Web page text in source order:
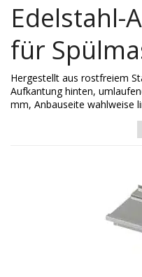
Edelstahl-
für
Hergestellt aus rostfreiem
Aufkantung hinten,
mm, Anbauseite wahlweise